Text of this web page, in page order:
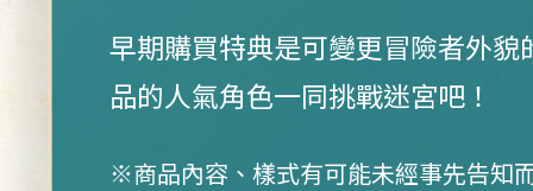
早期購買特典是可變更冒險者外貌
品的人氣角色一同挑戰迷宮吧！
※商品內容、樣式有可能未經事先告知